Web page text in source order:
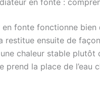
fonte fonctionne bien
restitue ensuite de
une chaleur stable plutôt
prend la place de